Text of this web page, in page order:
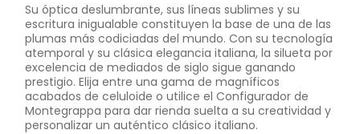
Su óptica deslumbrante, sus líneas sublimes y su
escritura inigualable constituyen la base de una de las
plumas más codiciadas del mundo. Con su tecnología
atemporal y su clásica elegancia italiana, la silueta por
excelencia de mediados de siglo sigue ganando
prestigio. Elija entre una gama de magníficos
acabados de celuloide o utilice el Configurador de
Montegrappa para dar rienda suelta a su creatividad y
personalizar un auténtico clásico italiano.